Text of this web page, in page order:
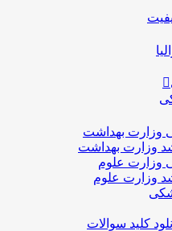
وزارت بهداشت
وزارت بهداشت
وزارت علوم
وزارت علوم
کلید سوالات